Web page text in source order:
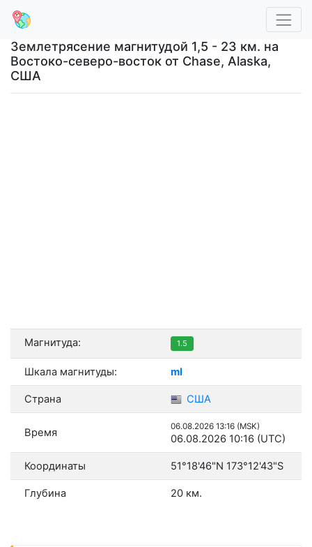
Землетрясение магнитудой 1,5 - 23 км. на
Востоко-северо-восток от Chase, Alaska,
США
Магнитуда: 1.5
Шкала магнитуды: ml
Страна США
Время 06.08.2026 13:16 (MSK)
06.08.2026 10:16 (UTC)
Координаты 51°18'46"N 173°12'43"S
Глубина 20 км.